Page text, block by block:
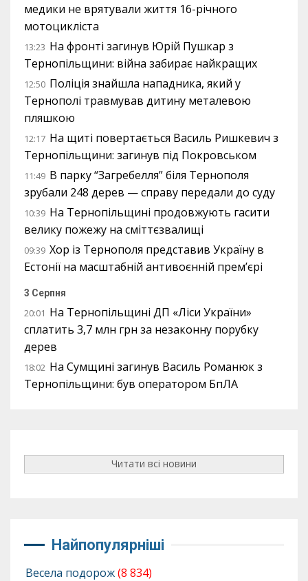
медики не врятували життя 16-річного
мотоцикліста
13:23 На фронті загинув Юрій Пушкар з
Тернопільщини: війна забирає найкращих
12:50 Поліція знайшла нападника, який у
Тернополі травмував дитину металевою
пляшкою
12:17 На щиті повертається Василь Ришкевич з
Тернопільщини: загинув під Покровськом
11:49 В парку “Загребелля” біля Тернополя
зрубали 248 дерев — справу передали до суду
10:39 На Тернопільщині продовжують гасити
велику пожежу на сміттєзвалищі
09:39 Хор із Тернополя представив Україну в
Естонії на масштабній антивоєнній прем’єрі
3 Серпня
20:01 На Тернопільщині ДП «Ліси України»
сплатить 3,7 млн грн за незаконну порубку
дерев
18:02 На Сумщині загинув Василь Романюк з
Тернопільщини: був оператором БпЛА
Читати всі новини
Найпопулярніші
Весела подорож(8 834)